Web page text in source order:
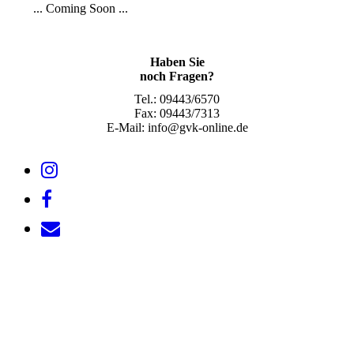
... Coming Soon ...
Haben Sie
noch Fragen?
Tel.: 09443/6570
Fax: 09443/7313
E-Mail: info@gvk-online.de